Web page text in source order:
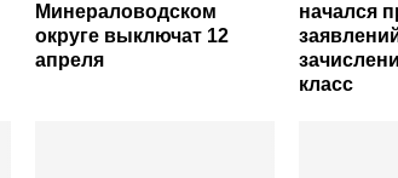
Минераловодском
округе выключат 12
апреля
начался
класс